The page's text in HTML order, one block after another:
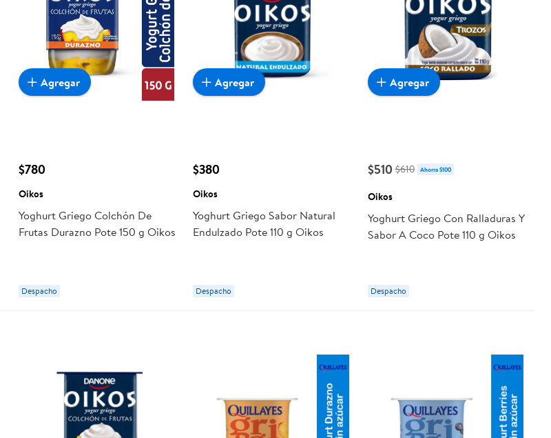
$780
Oikos
Yoghurt Griego Colchón De
Frutas Durazno Pote 150 g Oikos
Despacho
Agregar
$380
Oikos
Yoghurt Griego Sabor Natural
Endulzado Pote 110 g Oikos
Despacho
Agregar
$510 $610 Ahorra $100
Oikos
Yoghurt Griego Con Ralladuras Y
Sabor A Coco Pote 110 g Oikos
Despacho
Agregar